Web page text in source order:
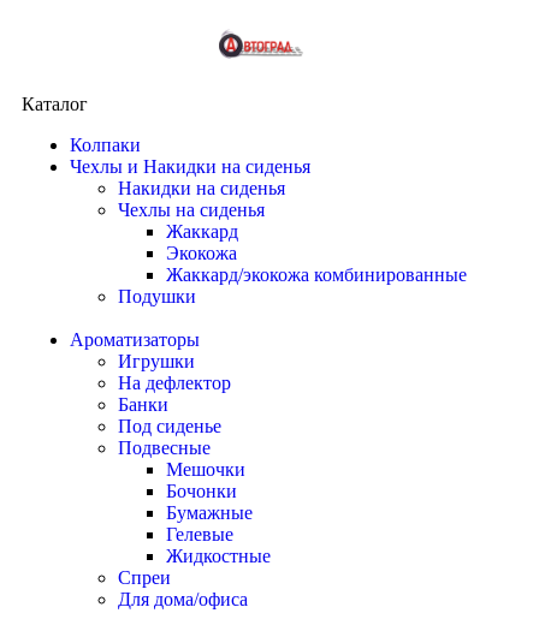
Каталог
Колпаки
Чехлы и Накидки на сиденья
Накидки на сиденья
Чехлы на сиденья
Жаккард
Экокожа
Жаккард/экокожа комбинированные
Подушки
Ароматизаторы
Игрушки
На дефлектор
Банки
Под сиденье
Подвесные
Мешочки
Бочонки
Бумажные
Гелевые
Жидкостные
Спреи
Для дома/офиса